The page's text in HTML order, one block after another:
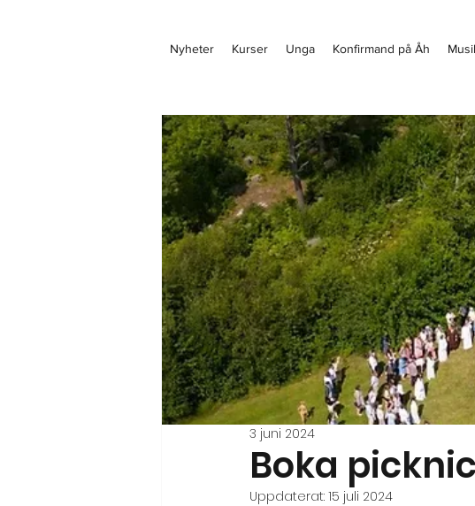
Nyheter Kurser Unga Konfirmand på Åh
Boka
3 juni 2024
Uppdaterat: 15 juli 2024